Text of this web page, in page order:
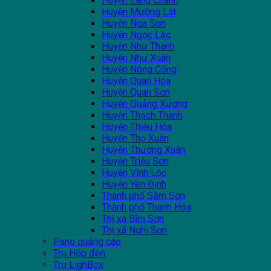
Huyện Mường Lát
Huyện Nga Sơn
Huyện Ngọc Lặc
Huyện Như Thanh
Huyện Như Xuân
Huyện Nông Cống
Huyện Quan Hóa
Huyện Quan Sơn
Huyện Quảng Xương
Huyện Thạch Thành
Huyện Thiệu Hóa
Huyện Thọ Xuân
Huyện Thường Xuân
Huyện Triệu Sơn
Huyện Vĩnh Lộc
Huyện Yên Định
Thành phố Sầm Sơn
Thành phố Thanh Hóa
Thị xã Bỉm Sơn
Thị xã Nghi Sơn
Pano quảng cáo
Trụ Hộp đèn
Trụ LighBox